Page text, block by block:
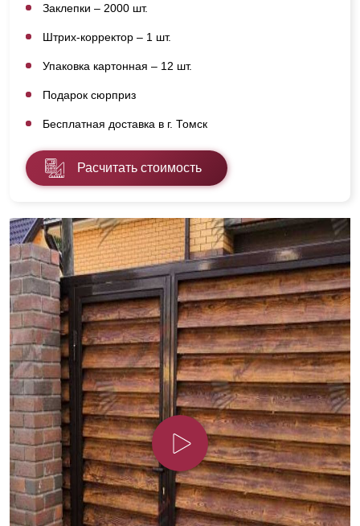
Заклепки – 2000 шт.
Штрих-корректор – 1 шт.
Упаковка картонная – 12 шт.
Подарок сюрприз
Бесплатная доставка в г. Томск
Расчитать стоимость